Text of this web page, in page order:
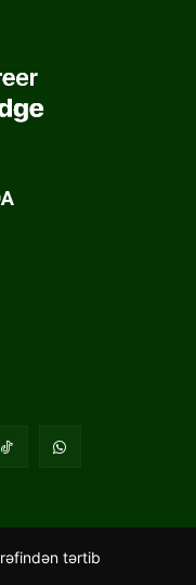
tərtib